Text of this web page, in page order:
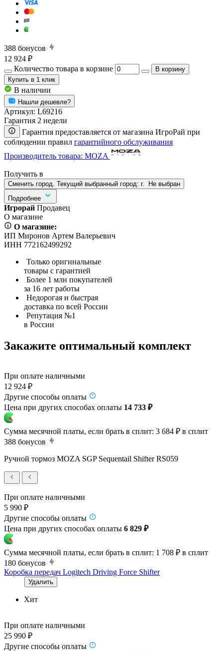
388 бонусов
12 924 ₽
Количество товара в корзине
В корзину
Купить в 1 клик
В наличии
Нашли дешевле?
Артикул: L69216
Гарантия 2 недели
Гарантия предоставляется от магазина ИгроРай при
соблюдении правил гарантийного обслуживания
Производитель товара: MOZA
Получить в
Сменить город. Текущий выбранный город: г.
Не выбран
Подробнее
Игрорай Продавец
О магазине
О магазине:
ИП Миронов Артем Валерьевич
ИНН 772162499292
Только оригинальные
товары с гарантией
Более 1 млн покупателей
за 16 лет работы
Недорогая и быстрая
доставка по всей России
Репутация №1
в России
Закажите оптимальный комплект
При оплате наличными
12 924 ₽
Другие способы оплаты
Цена при других способах оплаты 14 733 ₽
Сумма месячной платы, если брать в сплит: 3 684 ₽ в сплит
388 бонусов
Ручной тормоз MOZA SGP Sequentail Shifter RS059
При оплате наличными
5 990 ₽
Другие способы оплаты
Цена при других способах оплаты 6 829 ₽
Сумма месячной платы, если брать в сплит: 1 708 ₽ в сплит
180 бонусов
Коробка передач Logitech Driving Force Shifter
Удалить
Хит
При оплате наличными
25 990 ₽
Другие способы оплаты